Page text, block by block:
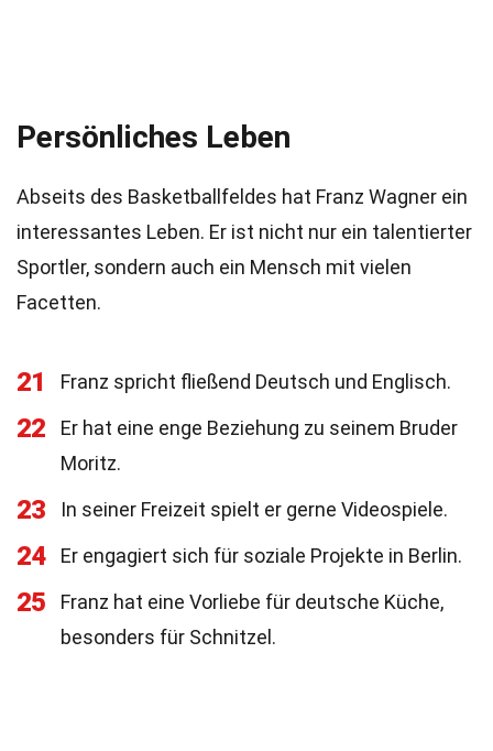
Persönliches Leben
Abseits des Basketballfeldes hat Franz Wagner ein
interessantes Leben. Er ist nicht nur ein talentierter
Sportler, sondern auch ein Mensch mit vielen
Facetten.
21 Franz spricht fließend Deutsch und Englisch.
22
Er hat eine enge Beziehung zu seinem Bruder
Moritz.
23 In seiner Freizeit spielt er gerne Videospiele.
24 Er engagiert sich für soziale Projekte in Berlin.
25
Franz hat eine Vorliebe für deutsche Küche,
besonders für Schnitzel.